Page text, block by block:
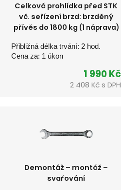
Celková prohlídka před STK
vč. seřízení brzd: brzděný
přívěs do 1800 kg (1 náprava)
Přibližná délka trvání: 2 hod.
Cena za: 1 úkon
1 990 Kč
2 408 Kč s DPH
Demontáž – montáž –
svařování